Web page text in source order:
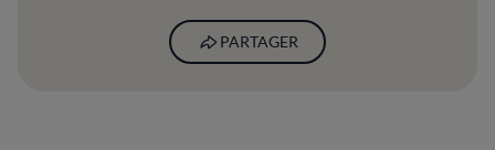
PARTAGER